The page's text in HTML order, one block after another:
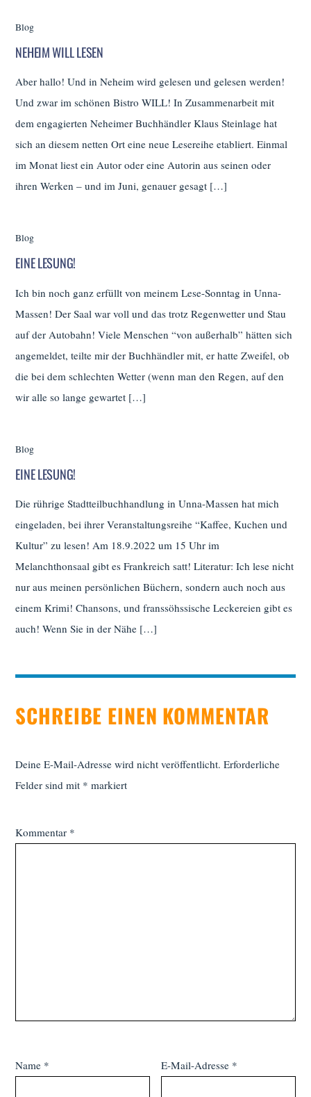
Blog
NEHEIM WILL LESEN
Aber hallo! Und in Neheim wird gelesen und gelesen werden!
Und zwar im schönen Bistro WILL! In Zusammenarbeit mit
dem engagierten Neheimer Buchhändler Klaus Steinlage hat
sich an diesem netten Ort eine neue Lesereihe etabliert. Einmal
im Monat liest ein Autor oder eine Autorin aus seinen oder
ihren Werken – und im Juni, genauer gesagt […]
Blog
EINE LESUNG!
Ich bin noch ganz erfüllt von meinem Lese-Sonntag in Unna-
Massen! Der Saal war voll und das trotz Regenwetter und Stau
auf der Autobahn! Viele Menschen “von außerhalb” hätten sich
angemeldet, teilte mir der Buchhändler mit, er hatte Zweifel, ob
die bei dem schlechten Wetter (wenn man den Regen, auf den
wir alle so lange gewartet […]
Blog
EINE LESUNG!
Die rührige Stadtteilbuchhandlung in Unna-Massen hat mich
eingeladen, bei ihrer Veranstaltungsreihe “Kaffee, Kuchen und
Kultur” zu lesen! Am 18.9.2022 um 15 Uhr im
Melanchthonsaal gibt es Frankreich satt! Literatur: Ich lese nicht
nur aus meinen persönlichen Büchern, sondern auch noch aus
einem Krimi! Chansons, und franssöhssische Leckereien gibt es
auch! Wenn Sie in der Nähe […]
SCHREIBE EINEN KOMMENTAR
Deine E-Mail-Adresse wird nicht veröffentlicht. Erforderliche
Felder sind mit * markiert
Kommentar *
Name * E-Mail-Adresse *